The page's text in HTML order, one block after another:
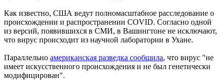
Как известно, США ведут полномасштабное расследование о
происхождении и распространении COVID. Согласно одной
из версий, появившихся в СМИ, в Вашингтоне не исключают,
что вирус происходит из научной лаборатории в Ухане.
Параллельно американская разведка сообщила, что вирус "не
имеет искусственного происхождения и не был генетически
модифицирован".